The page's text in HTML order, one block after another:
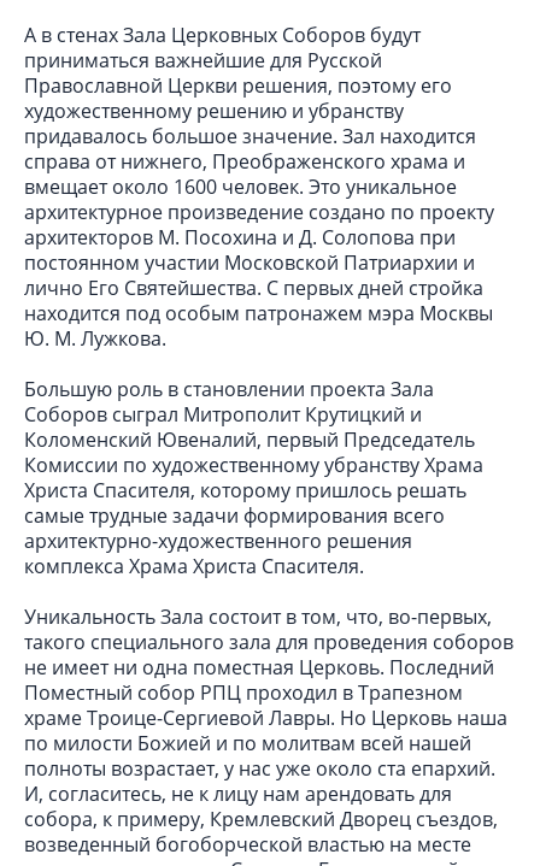
А в стенах Зала Церковных Соборов будут
приниматься важнейшие для Русской
Православной Церкви решения, поэтому его
художественному решению и убранству
придавалось большое значение. Зал находится
справа от нижнего, Преображенского храма и
вмещает около 1600 человек. Это уникальное
архитектурное произведение создано по проекту
архитекторов М. Посохина и Д. Солопова при
постоянном участии Московской Патриархии и
лично Его Святейшества. С первых дней стройка
находится под особым патронажем мэра Москвы
Ю. М. Лужкова.
Большую роль в становлении проекта Зала
Соборов сыграл Митрополит Крутицкий и
Коломенский Ювеналий, первый Председатель
Комиссии по художественному убранству Храма
Христа Спасителя, которому пришлось решать
самые трудные задачи формирования всего
архитектурно-художественного решения
комплекса Храма Христа Спасителя.
Уникальность Зала состоит в том, что, во-первых,
такого специального зала для проведения соборов
не имеет ни одна поместная Церковь. Последний
Поместный собор РПЦ проходил в Трапезном
храме Троице-Сергиевой Лавры. Но Церковь наша
по милости Божией и по молитвам всей нашей
полноты возрастает, у нас уже около ста епархий.
И, согласитесь, не к лицу нам арендовать для
собора, к примеру, Кремлевский Дворец съездов,
возведенный богоборческой властью на месте